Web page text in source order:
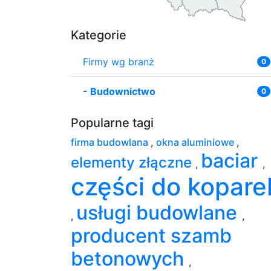
Kategorie
Firmy wg branż 0
- Budownictwo 0
Popularne tagi
firma budowlana , okna aluminiowe ,
elementy złączne , baciar ,
części do
, usługi budowlane ,
producent szamb
betonowych ,